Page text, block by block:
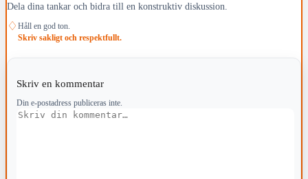
Dela dina tankar och bidra till en konstruktiv diskussion.
♢ Håll en god ton.
Skriv sakligt och respektfullt.
Skriv en kommentar
Din e-postadress publiceras inte.
Kommentar